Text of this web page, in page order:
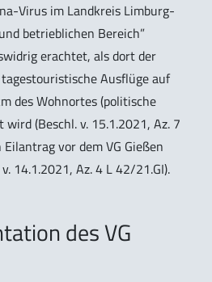
Virus im Landkreis Limburg-
betrieblichen Bereich”
erachtet, als dort der
Ausflüge auf
des Wohnortes (politische
wird (Beschl. v. 15.1.2021, Az. 7
vor dem VG Gießen
14.1.2021, Az. 4 L 42/21.GI).
des VG